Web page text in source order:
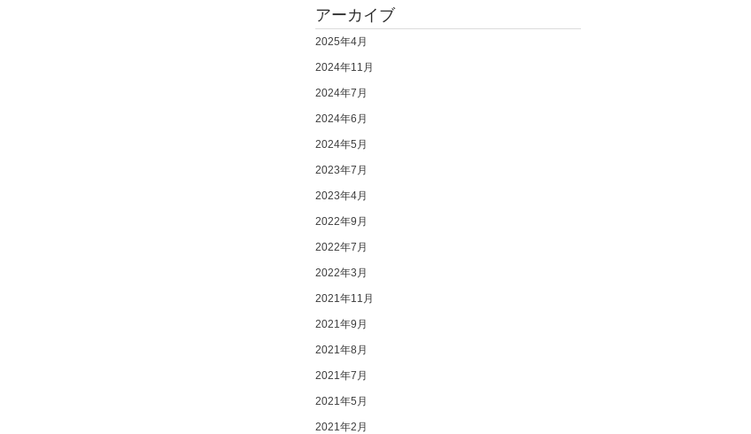
アーカイブ
2025年4月
2024年11月
2024年7月
2024年6月
2024年5月
2023年7月
2023年4月
2022年9月
2022年7月
2022年3月
2021年11月
2021年9月
2021年8月
2021年7月
2021年5月
2021年2月